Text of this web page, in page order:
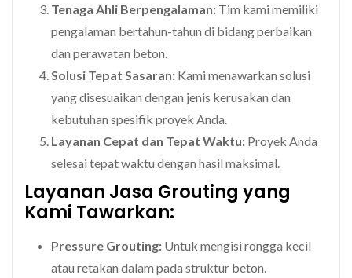
Tenaga Ahli Berpengalaman: Tim kami memiliki
pengalaman bertahun-tahun di bidang perbaikan
dan perawatan beton.
Solusi Tepat Sasaran: Kami menawarkan solusi
yang disesuaikan dengan jenis kerusakan dan
kebutuhan spesifik proyek Anda.
Layanan Cepat dan Tepat Waktu: Proyek Anda
selesai tepat waktu dengan hasil maksimal.
Layanan Jasa Grouting yang
Kami Tawarkan:
Pressure Grouting: Untuk mengisi rongga kecil
atau retakan dalam pada struktur beton.